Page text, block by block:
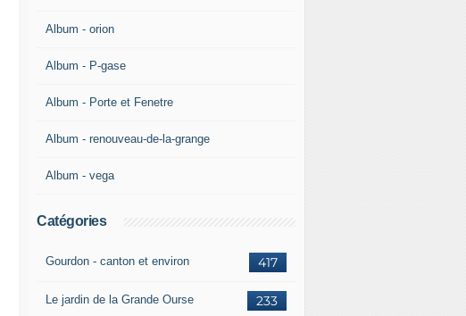
Album - orion
Album - P-gase
Album - Porte et Fenetre
Album - renouveau-de-la-grange
Album - vega
Catégories
417
Gourdon - canton et environ
233
Le jardin de la Grande Ourse